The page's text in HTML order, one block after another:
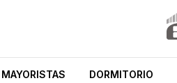
MAYORISTAS DORMITORIO